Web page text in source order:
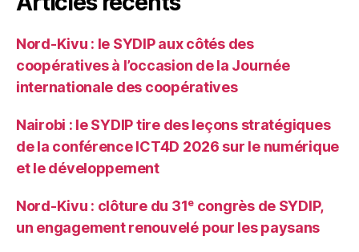
Nord-Kivu : le SYDIP aux côtés des
coopératives à l’occasion de la Journée
internationale des coopératives
Nairobi : le SYDIP tire des leçons stratégiques
de la conférence ICT4D 2026 sur le numérique
et le développement
Nord-Kivu : clôture du 31ᵉ congrès de SYDIP,
un engagement renouvelé pour les paysans